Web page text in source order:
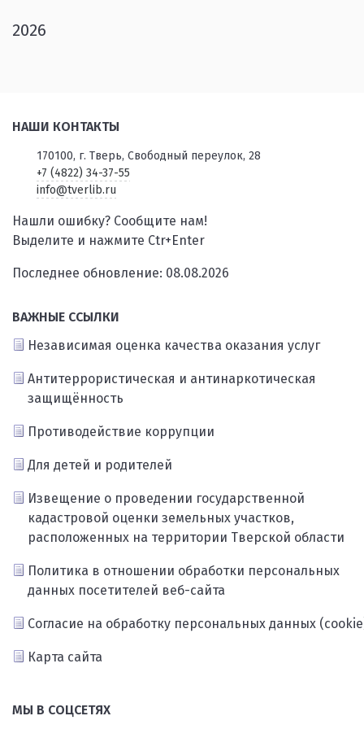
2026
НАШИ КОНТАКТЫ
170100, г. Тверь, Свободный переулок, 28
+7 (4822) 34-37-55
info@tverlib.ru
Нашли ошибку? Сообщите нам!
Выделите и нажмите Ctr+Enter
Последнее обновление: 08.08.2026
ВАЖНЫЕ ССЫЛКИ
Независимая оценка качества оказания услуг
Антитеррористическая и антинаркотическая
защищённость
Противодействие коррупции
Для детей и родителей
Извещение о проведении государственной
кадастровой оценки земельных участков,
расположенных на территории Тверской области
Политика в отношении обработки персональных
данных посетителей веб-сайта
Согласие на обработку персональных данных
Карта сайта
МЫ В СОЦСЕТЯХ